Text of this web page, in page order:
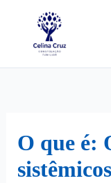
O que é: